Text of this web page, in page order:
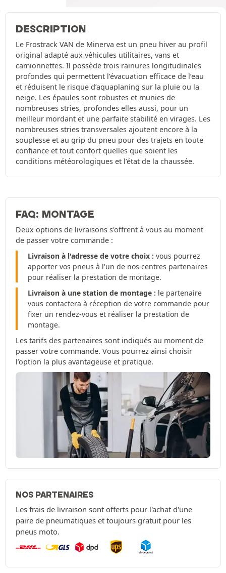
DESCRIPTION
Le Frostrack VAN de Minerva est un pneu hiver au profil
original adapté aux véhicules utilitaires, vans et
camionnettes. Il possède trois rainures longitudinales
profondes qui permettent l’évacuation efficace de l’eau
et réduisent le risque d’aquaplaning sur la pluie ou la
neige. Les épaules sont robustes et munies de
nombreuses stries, profondes elles aussi, pour un
meilleur mordant et une parfaite stabilité en virages. Les
nombreuses stries transversales ajoutent encore à la
souplesse et au grip du pneu pour des trajets en toute
confiance et tout confort quelles que soient les
conditions météorologiques et l’état de la chaussée.
FAQ: MONTAGE
Deux options de livraisons s'offrent à vous au moment
de passer votre commande :
Livraison à l'adresse de votre choix : vous pourrez
apporter vos pneus à l'un de nos centres partenaires
pour réaliser la prestation de montage.
Livraison à une station de montage : le partenaire
vous contactera à réception de votre commande pour
fixer un rendez-vous et réaliser la prestation de
montage.
Les tarifs des partenaires sont indiqués au moment de
passer votre commande. Vous pourrez ainsi choisir
l’option la plus avantageuse et pratique.
NOS PARTENAIRES
Les frais de livraison sont offerts pour l'achat d'une
paire de pneumatiques et toujours gratuit pour les
pneus moto.